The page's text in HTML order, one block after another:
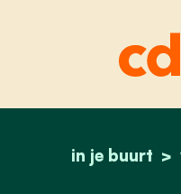
in je buurt